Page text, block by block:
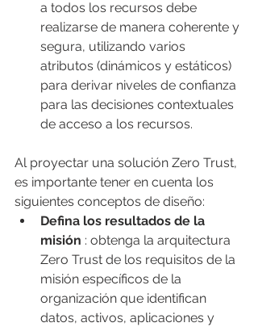
a todos los recursos debe
realizarse de manera coherente y
segura, utilizando varios
atributos (dinámicos y estáticos)
para derivar niveles de confianza
para las decisiones contextuales
de acceso a los recursos.
Al proyectar una solución Zero Trust,
es importante tener en cuenta los
siguientes conceptos de diseño:
Defina los resultados de la
misión : obtenga la arquitectura
Zero Trust de los requisitos de la
misión específicos de la
organización que identifican
datos, activos, aplicaciones y